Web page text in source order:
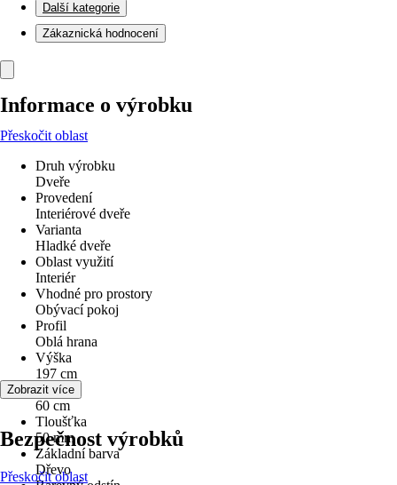
Další kategorie
Zákaznická hodnocení
Informace o výrobku
Přeskočit oblast
Druh výrobku
Dveře
Provedení
Interiérové dveře
Varianta
Hladké dveře
Oblast využití
Interiér
Vhodné pro prostory
Obývací pokoj
Profil
Oblá hrana
Výška
197 cm
Šířka
60 cm
Tloušťka
50 mm
Základní barva
Dřevo
Zobrazit více
Bezpečnost výrobků
Přeskočit oblast